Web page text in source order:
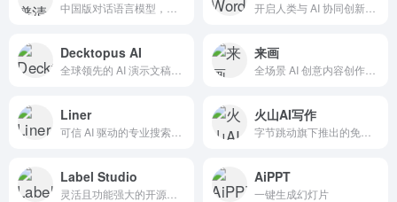
Decktopus AI 来画
Liner 火山AI写作
Label Studio AiPPT
一键生成幻灯片